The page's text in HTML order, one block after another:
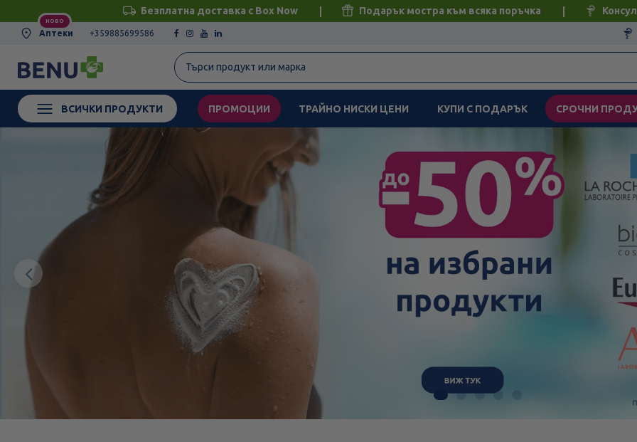
Безплатна доставка с Box Now Подарък мостра към всяка поръчка
НОВО
Аптеки +359885699586
ВСИЧКИ ПРОДУКТИ ПРОМОЦИИ ТРАЙНО НИСКИ ЦЕНИ КУПИ С ПОДАРЪК СРОЧНИ
Предишен